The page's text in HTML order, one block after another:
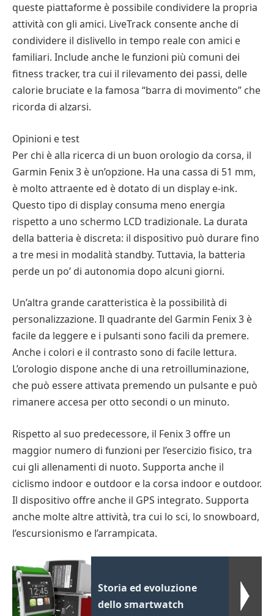
queste piattaforme è possibile condividere la propria
attività con gli amici. LiveTrack consente anche di
condividere il dislivello in tempo reale con amici e
familiari. Include anche le funzioni più comuni dei
fitness tracker, tra cui il rilevamento dei passi, delle
calorie bruciate e la famosa “barra di movimento” che
ricorda di alzarsi.
Opinioni e test
Per chi è alla ricerca di un buon orologio da corsa, il
Garmin Fenix 3 è un’opzione. Ha una cassa di 51 mm,
è molto attraente ed è dotato di un display e-ink.
Questo tipo di display consuma meno energia
rispetto a uno schermo LCD tradizionale. La durata
della batteria è discreta: il dispositivo può durare fino
a tre mesi in modalità standby. Tuttavia, la batteria
perde un po’ di autonomia dopo alcuni giorni.
Un’altra grande caratteristica è la possibilità di
personalizzazione. Il quadrante del Garmin Fenix 3 è
facile da leggere e i pulsanti sono facili da premere.
Anche i colori e il contrasto sono di facile lettura.
L’orologio dispone anche di una retroilluminazione,
che può essere attivata premendo un pulsante e può
rimanere accesa per otto secondi o un minuto.
Rispetto al suo predecessore, il Fenix 3 offre un
maggior numero di funzioni per l’esercizio fisico, tra
cui gli allenamenti di nuoto. Supporta anche il
ciclismo indoor e outdoor e la corsa indoor e outdoor.
Il dispositivo offre anche il GPS integrato. Supporta
anche molte altre attività, tra cui lo sci, lo snowboard,
l’escursionismo e l’arrampicata.
Storia ed evoluzione
dello smartwatch